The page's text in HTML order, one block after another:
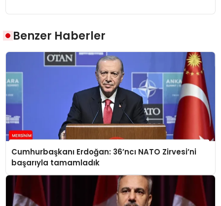
Benzer Haberler
Cumhurbaşkanı Erdoğan: 36’ncı NATO Zirvesi’ni
başarıyla tamamladık